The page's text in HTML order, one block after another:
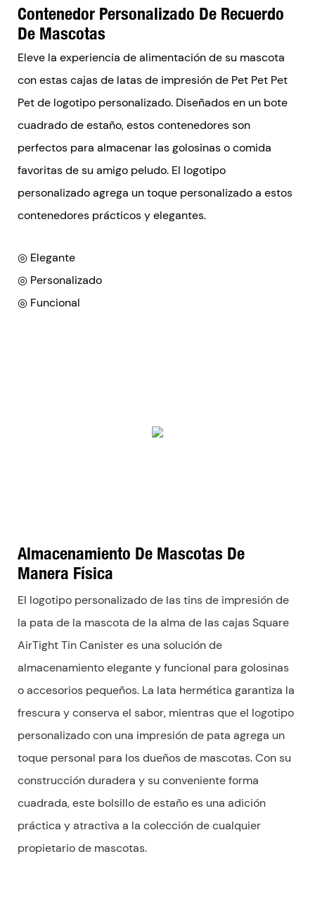
Contenedor Personalizado De Recuerdo
De Mascotas
Eleve la experiencia de alimentación de su mascota
con estas cajas de latas de impresión de Pet Pet Pet
Pet de logotipo personalizado. Diseñados en un bote
cuadrado de estaño, estos contenedores son
perfectos para almacenar las golosinas o comida
favoritas de su amigo peludo. El logotipo
personalizado agrega un toque personalizado a estos
contenedores prácticos y elegantes.
◎ Elegante
◎ Personalizado
◎ Funcional
Almacenamiento De Mascotas De
Manera Física
El logotipo personalizado de las tins de impresión de
la pata de la mascota de la alma de las cajas Square
AirTight Tin Canister es una solución de
almacenamiento elegante y funcional para golosinas
o accesorios pequeños. La lata hermética garantiza la
frescura y conserva el sabor, mientras que el logotipo
personalizado con una impresión de pata agrega un
toque personal para los dueños de mascotas. Con su
construcción duradera y su conveniente forma
cuadrada, este bolsillo de estaño es una adición
práctica y atractiva a la colección de cualquier
propietario de mascotas.